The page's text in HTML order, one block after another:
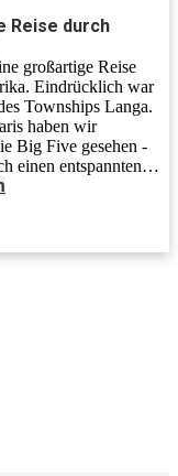
Reise durch
großartige Reise
Eindrücklich war
Townships Langa.
haben wir
Big Five gesehen -
einen entspannten
sind nach zwei
und werden uns